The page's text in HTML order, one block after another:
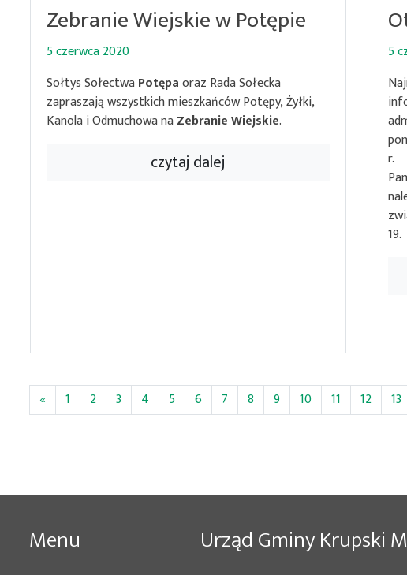
Zebranie Wiejskie w Potępie
5 czerwca 2020
Sołtys SołectwaPotępaoraz Rada Sołecka
zapraszają wszystkich mieszkańców Potępy, Żyłki,
Kanola i Odmuchowa naZebranie Wiejskie.
czytaj dalej
5
r.
19.
« 1 2 3 4 5 6 7 8 9 10 11 12 13
Menu Urząd Gminy Krupski